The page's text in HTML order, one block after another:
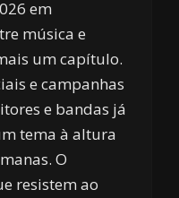
em
música e
um capítulo.
e campanhas
e bandas já
tema à altura
O
resistem ao